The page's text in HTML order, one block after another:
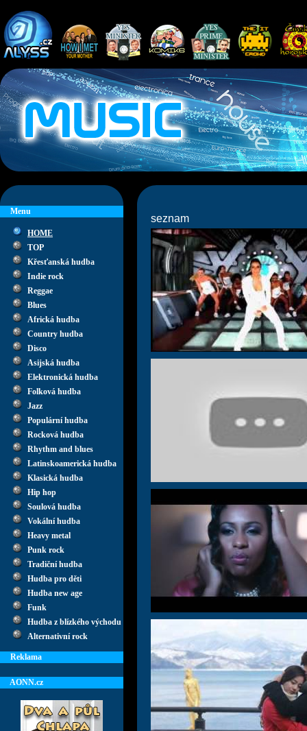
Menu
HOME
TOP
Křesťanská hudba
Indie rock
Reggae
Blues
Africká hudba
Country hudba
Disco
Asijská hudba
Elektronická hudba
Folková hudba
Jazz
Populární hudba
Rocková hudba
Rhythm and blues
Latinskoamerická hudba
Klasická hudba
Hip hop
Soulová hudba
Vokální hudba
Heavy metal
Punk rock
Tradiční hudba
Hudba pro děti
Hudba new age
Funk
Hudba z blízkého východu
Alternativní rock
Reklama
AONN.cz
seznam